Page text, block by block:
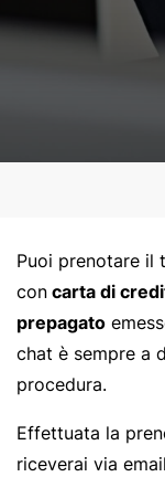
Puoi prenotare il
con carta di
prepagato
chat è sempre a
procedura.
Effettuata la
riceverai via